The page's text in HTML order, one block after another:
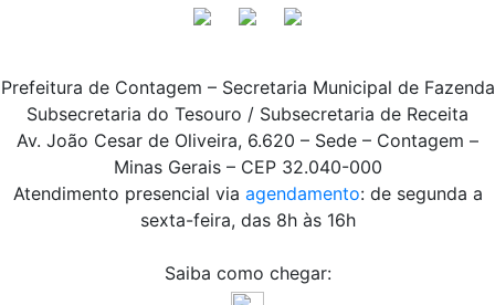
Prefeitura de Contagem – Secretaria Municipal de Fazenda
Subsecretaria do Tesouro / Subsecretaria de Receita
Av. João Cesar de Oliveira, 6.620 – Sede – Contagem –
Minas Gerais – CEP 32.040-000
Atendimento presencial via agendamento: de segunda a
sexta-feira, das 8h às 16h
Saiba como chegar: